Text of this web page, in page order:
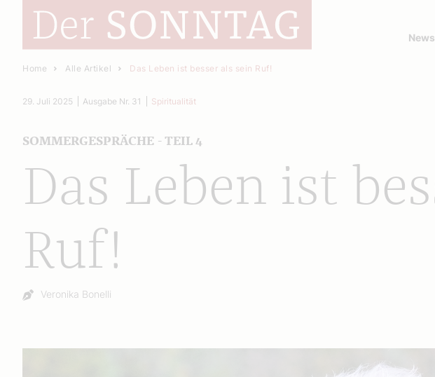
Home Alle Artikel Das Leben ist besser als sein Ruf!
Das Leben ist
Ruf!
SOMMERGESPRÄCHE - TEIL 4
29. Juli 2025 Ausgabe Nr. 31 Spiritualität
Autor:
Veronika Bonelli